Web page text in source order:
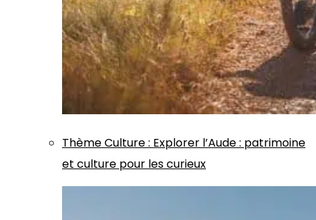
ThèmeCulture: Explorer l’Aude : patrimoine
et culture pour les curieux